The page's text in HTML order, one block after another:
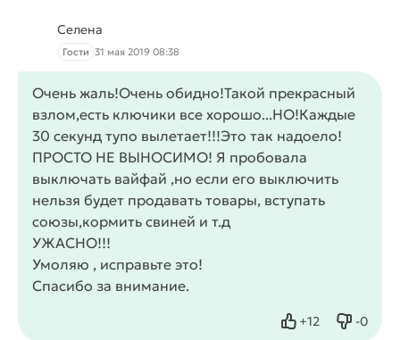
Селена
Гости 31 мая 2019 08:38
Очень жаль!Очень обидно!Такой прекрасный
взлом,есть ключики все хорошо...НО!Каждые
30 секунд тупо вылетает!!!Это так надоело!
ПРОСТО НЕ ВЫНОСИМО! Я пробовала
выключать вайфай ,но если его выключить
нельзя будет продавать товары, вступать
союзы,кормить свиней и т.д
УЖАСНО!!!
Умоляю , исправьте это!
Спасибо за внимание.
+12
Нравится -0
Не